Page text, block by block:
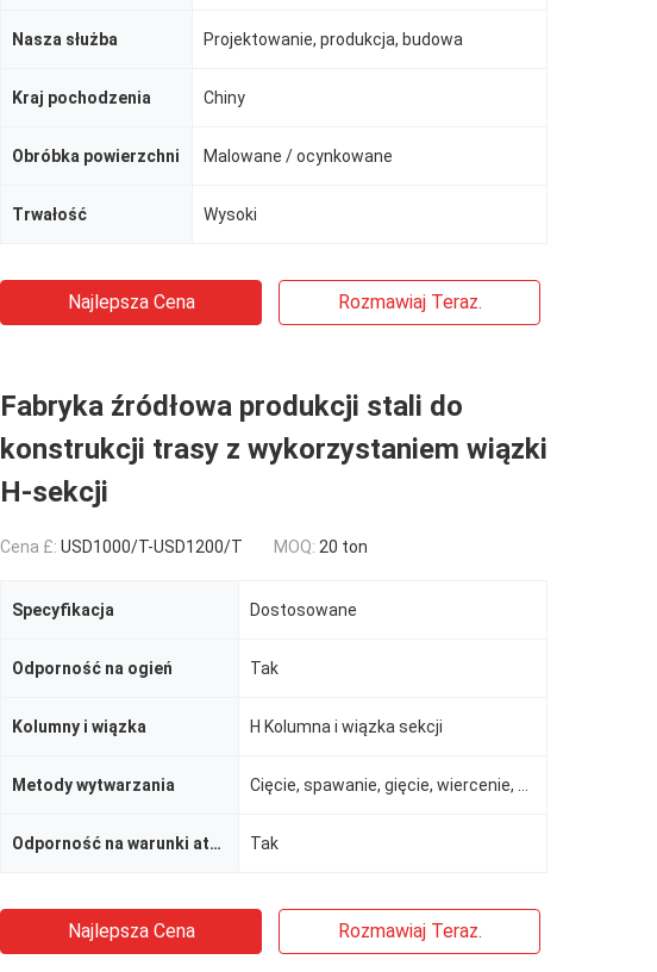
Nasza służba Projektowanie, produkcja, budowa
Kraj pochodzenia Chiny
Obróbka powierzchni Malowane / ocynkowane
Trwałość Wysoki
Najlepsza Cena Rozmawiaj Teraz.
Fabryka źródłowa produkcji stali do
konstrukcji trasy z wykorzystaniem wiązki
H-sekcji
Cena £: USD1000/T-USD1200/T MOQ: 20 ton
Specyfikacja Dostosowane
Odporność na ogień Tak
Kolumny i wiązka H Kolumna i wiązka sekcji
Metody wytwarzania
Odporność na warunki atmosferyczne Tak
Najlepsza Cena Rozmawiaj Teraz.